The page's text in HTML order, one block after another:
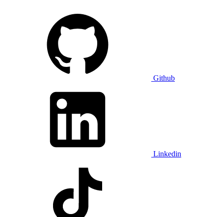
Github
Linkedin